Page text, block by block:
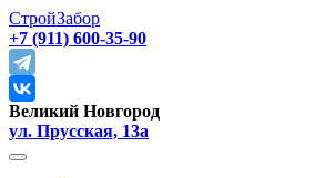
СтройЗабор
+7 (911) 600-35-90
Великий Новгород
ул. Прусская, 13а